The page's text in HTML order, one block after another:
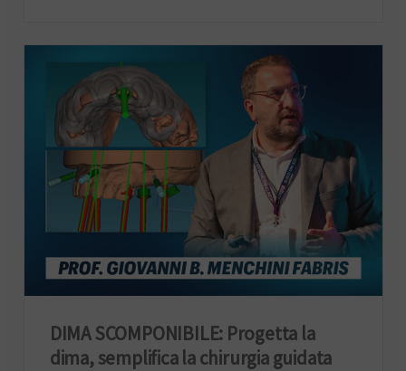
DIMA SCOMPONIBILE: Progetta la
dima, semplifica la chirurgia guidata